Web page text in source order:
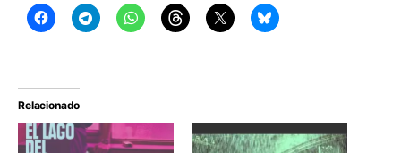
Relacionado